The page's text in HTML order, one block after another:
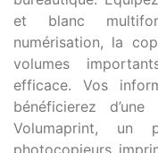
et blanc
numérisation, la
volumes
efficace. Vos
bénéficierez d’une
Volumaprint, un
photocopieurs